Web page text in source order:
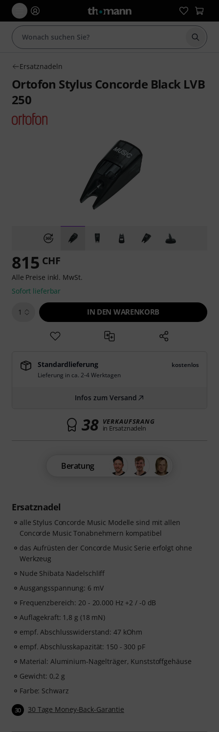
Suche
Ersatznadeln
Ortofon Stylus Concorde Black LVB
250
Ersatznadel
alle Stylus Concorde Music Modelle sind mit allen
Concorde Music Tonabnehmern kompatibel
das Aufrüsten der Concorde Music Serie erfolgt ohne
Werkzeug
Nude Shibata Nadelschliff
Ausgangsspannung: 6 mV
Frequenzbereich: 20 - 20.000 Hz +2 / -0 dB
Auflagekraft: 1,8 g (18 mN)
empf. Abschlusswiderstand: 47 kOhm
empf. Abschlusskapazität: 150 - 300 pF
Material: Aluminium-Nagelträger, Kunststoffgehäuse
Gewicht: 0,2 g
Farbe: Schwarz
30 30 Tage Money-Back-Garantie
815 CHF
Alle Preise inkl. MwSt.
Sofort lieferbar
1 IN DEN WARENKORB
Standardlieferung
kostenlos
Lieferung in ca. 2-4 Werktagen
Infos zum Versand
38 VERKAUFSRANG
in Ersatznadeln
Beratung